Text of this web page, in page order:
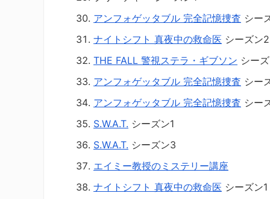
アンフォゲッタブル 完全記憶捜査 シー
ナイトシフト 真夜中の救命医 シーズン2
THE FALL 警視ステラ・ギブソン シー
アンフォゲッタブル 完全記憶捜査 シー
アンフォゲッタブル 完全記憶捜査 シー
S.W.A.T. シーズン1
S.W.A.T. シーズン3
エイミー教授のミステリー講座
ナイトシフト 真夜中の救命医 シーズン1